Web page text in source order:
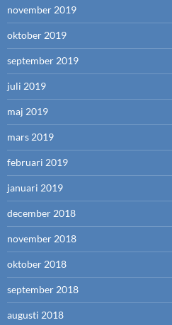
november 2019
oktober 2019
september 2019
juli 2019
maj 2019
mars 2019
februari 2019
januari 2019
december 2018
november 2018
oktober 2018
september 2018
augusti 2018